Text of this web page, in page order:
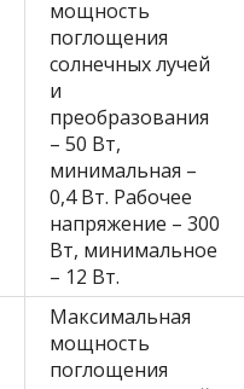
мощность
поглощения
солнечных лучей
и
преобразования
– 50 Вт,
минимальная –
0,4 Вт. Рабочее
напряжение – 300
Вт, минимальное
– 12 Вт.
Максимальная
мощность
поглощения